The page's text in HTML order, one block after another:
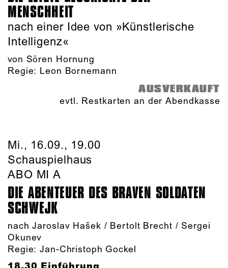
MENSCHHEIT
nach einer Idee von »Künstlerische
Intelligenz«
von Sören Hornung
Regie: Leon Bornemann
AUSVERKAUFT
evtl. Restkarten an der Abendkasse
Mi., 16.09., 19.00
Schauspielhaus
ABO MI A
DIE ABENTEUER DES BRAVEN SOLDATEN
SCHWEJK
nach Jaroslav Hašek / Bertolt Brecht / Sergei
Okunev
Regie: Jan-Christoph Gockel